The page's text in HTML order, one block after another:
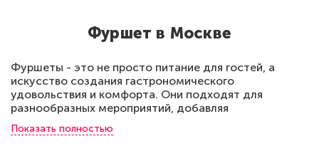
Фуршет в Москве
Фуршеты - это не просто питание для гостей, а
искусство создания гастрономического
удовольствия и комфорта. Они подходят для
разнообразных мероприятий, добавляя
изысканности и праздничности каждому событию. В
Москве много мест, которые предлагают аренду
Показать полностью